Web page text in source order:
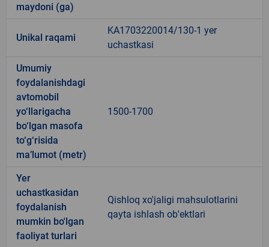
maydoni (ga)
Unikal raqami
KA1703220014/130-1 yer
uchastkasi
Umumiy
foydalanishdagi
avtomobil
yo‘llarigacha
bo‘lgan masofa
to‘g‘risida
ma’lumot (metr)
1500-1700
Yer
uchastkasidan
foydalanish
mumkin bo'lgan
faoliyat turlari
Qishloq xo'jaligi mahsulotlarini
qayta ishlash ob'ektlari